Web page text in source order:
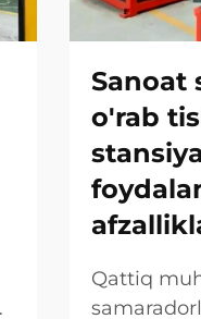
Sanoat
o'rab
Qattiq